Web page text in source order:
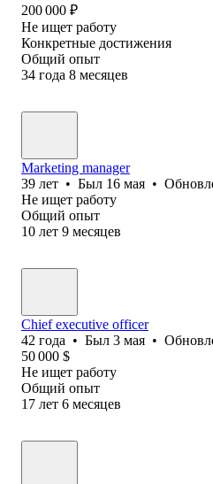
200 000 ₽
Не ищет работу
Конкретные достижения
Общий опыт
34 года 8 месяцев
Marketing manager
39 лет • Был 16 мая •
Не ищет работу
Общий опыт
10 лет 9 месяцев
Chief executive officer
42 года • Был 3 мая •
50 000 $
Не ищет работу
Общий опыт
17 лет 6 месяцев